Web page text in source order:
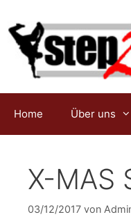
Inhalt
springen
Home Über uns
X-MAS
03/12/2017 von